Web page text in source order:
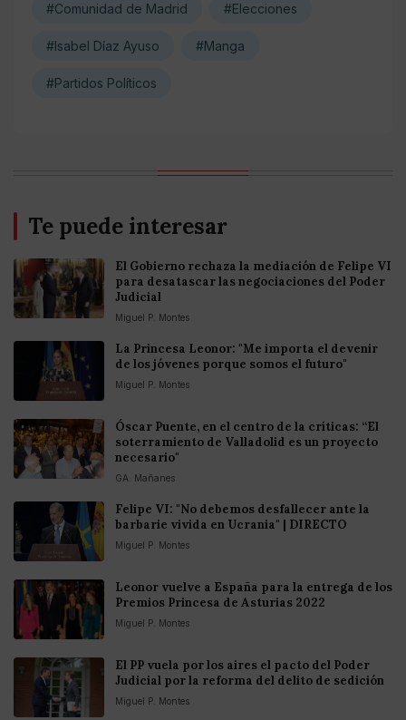
#Comunidad de Madrid #Elecciones
#Isabel Díaz Ayuso #Manga
#Partidos Políticos
Te puede interesar
El Gobierno rechaza la mediación de Felipe VI
para desatascar las negociaciones del Poder
Judicial
Miguel P. Montes
La Princesa Leonor: "Me importa el devenir
de los jóvenes porque somos el futuro"
Miguel P. Montes
Óscar Puente, en el centro de la críticas: “El
soterramiento de Valladolid es un proyecto
necesario"
GA. Mañanes
Felipe VI: "No debemos desfallecer ante la
barbarie vivida en Ucrania" | DIRECTO
Miguel P. Montes
Leonor vuelve a España para la entrega de los
Premios Princesa de Asturias 2022
Miguel P. Montes
El PP vuela por los aires el pacto del Poder
Judicial por la reforma del delito de sedición
Miguel P. Montes